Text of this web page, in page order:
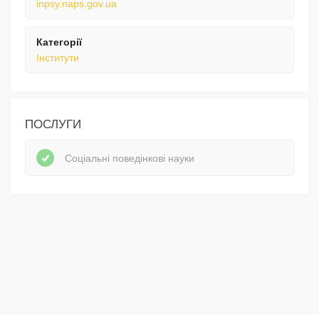
inpsy.naps.gov.ua
Категорії
Інститути
ПОСЛУГИ
Соціальні поведінкові науки